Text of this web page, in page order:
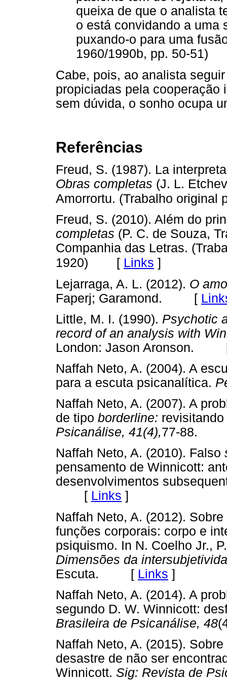
queixa de que o analista
o está convidando a uma
puxando-o para uma
1960/1990b, pp. 50-51)
Cabe, pois, ao analista
propiciadas pela cooperação
sem dúvida, o sonho ocupa
Referências
Freud, S. (1987). La
Obras completas (J. L.
Amorrortu. (Trabalho original
Freud, S. (2010). Além do
completas (P. C. de Souza,
Companhia das Letras.
1920) [ Links ]
Lejarraga, A. L. (2012). O
Faperj; Garamond. [
Little, M. I. (1990). Psychotic
record of an analysis with
London: Jason Aronson.
Naffah Neto, A. (2004). A
para a escuta psicanalítica.
Naffah Neto, A. (2007). A
de tipo borderline:
Psicanálise, 41(4),77-88.
Naffah Neto, A. (2010). Falso
pensamento de Winnicott:
desenvolvimentos
[ Links ]
Naffah Neto, A. (2012).
funções corporais: corpo e
psiquismo. In N. Coelho Jr.,
Dimensões da
Escuta. [ Links ]
Naffah Neto, A. (2014). A
segundo D. W. Winnicott:
Brasileira de Psicanálise, 48
Naffah Neto, A. (2015).
desastre de não ser
Winnicott. Sig: Revista de